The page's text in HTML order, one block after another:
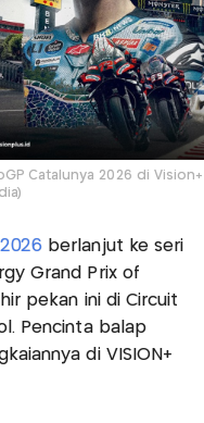
Catalunya 2026 di Vision+
berlanjut ke seri
Grand Prix of
pekan ini di Circuit
Pencinta balap
di VISION+